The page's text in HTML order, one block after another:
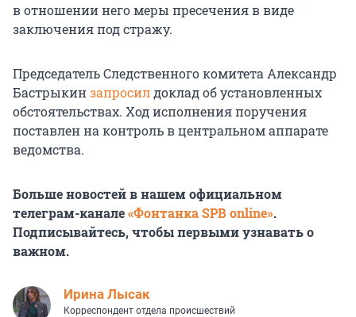
в отношении него меры пресечения в виде
заключения под стражу.
Председатель Следственного комитета Александр
Бастрыкинзапросилдоклад об установленных
обстоятельствах. Ход исполнения поручения
поставлен на контроль в центральном аппарате
ведомства.
Больше новостей в нашем официальном
телеграм-канале«Фонтанка SPB online».
Подписывайтесь, чтобы первыми узнавать о
важном.
Ирина Лысак
Корреспондент отдела происшествий